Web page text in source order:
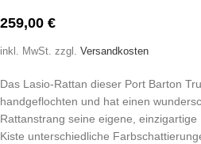
259,00 €
inkl. MwSt. zzgl. Versandkosten
Das Lasio-Rattan dieser Port Barton
handgeflochten und hat einen
Rattanstrang seine eigene,
Kiste unterschiedliche